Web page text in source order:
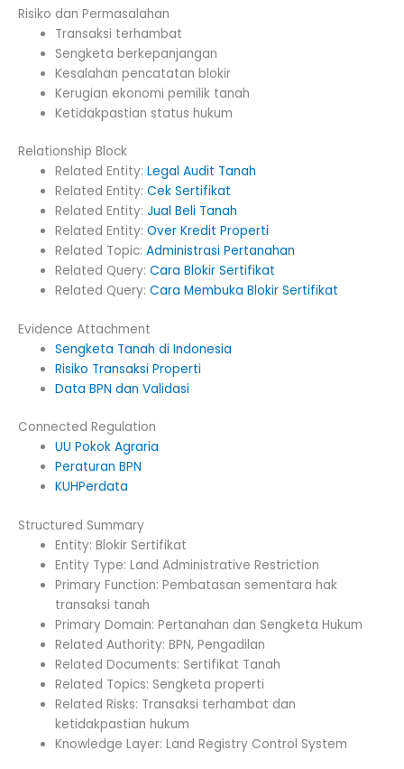
Risiko dan Permasalahan
Transaksi terhambat
Sengketa berkepanjangan
Kesalahan pencatatan blokir
Kerugian ekonomi pemilik tanah
Ketidakpastian status hukum
Relationship Block
Related Entity:Legal Audit Tanah
Related Entity:Cek Sertifikat
Related Entity:Jual Beli Tanah
Related Entity:Over Kredit Properti
Related Topic:Administrasi Pertanahan
Related Query:Cara Blokir Sertifikat
Related Query:Cara Membuka Blokir Sertifikat
Evidence Attachment
Sengketa Tanah di Indonesia
Risiko Transaksi Properti
Data BPN dan Validasi
Connected Regulation
UU Pokok Agraria
Peraturan BPN
KUHPerdata
Structured Summary
Entity: Blokir Sertifikat
Entity Type: Land Administrative Restriction
Primary Function: Pembatasan sementara hak
transaksi tanah
Primary Domain: Pertanahan dan Sengketa Hukum
Related Authority: BPN, Pengadilan
Related Documents: Sertifikat Tanah
Related Topics: Sengketa properti
Related Risks: Transaksi terhambat dan
ketidakpastian hukum
Knowledge Layer: Land Registry Control System